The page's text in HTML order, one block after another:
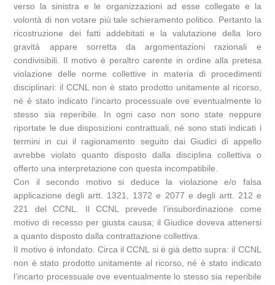
verso la sinistra e le organizzazioni ad esse collegate e la
volontà di non votare più tale schieramento politico. Pertanto la
ricostruzione dei fatti addebitati e la valutazione della loro
gravità appare sorretta da argomentazioni razionali e
condivisibili. Il motivo è peraltro carente in ordine alla pretesa
violazione delle norme collettive in materia di procedimenti
disciplinari: il CCNL non è stato prodotto unitamente al ricorso,
né è stato indicato l’incarto processuale ove eventualmente lo
stesso sia reperibile. In ogni caso non sono state neppure
riportate le due disposizioni contrattuali, né sono stati indicati i
termini in cui il ragionamento seguito dai Giudici di appello
avrebbe violato quanto disposto dalla disciplina collettiva o
offerto una interpretazione con questa incompatibile.
Con il secondo motivo si deduce la violazione e/o falsa
applicazione degli artt. 1321, 1372 e 2077 e degli artt. 212 e
221 del CCNL. Il CCNL prevede l’insubordinazione come
motivo di recesso per giusta causa; il Giudice doveva attenersi
a quanto disposto dalla contrattazione collettiva.
Il motivo è infondato. Circa il CCNL si è già detto supra: il CCNL
non è stato prodotto unitamente al ricorso, né è stato indicato
l’incarto processuale ove eventualmente lo stesso sia reperibile